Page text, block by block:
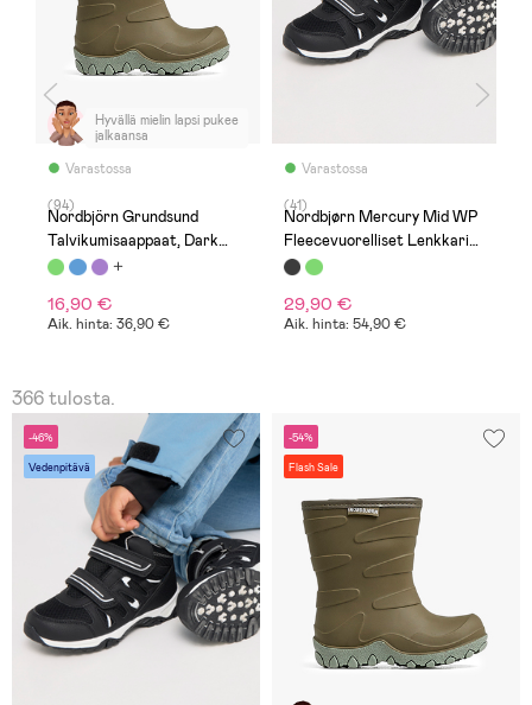
Varastossa
Hyvällä mielin lapsi pukee
jalkaansa
(94)
Nordbjörn Grundsund
Talvikumisaappaat, Dark
Olive
16,90 €
Aik. hinta: 36,90 €
Varastossa
(41)
Nordbjørn Mercury Mid WP
Fleecevuorelliset Lenkkarit,
Black/White
29,90 €
Aik. hinta: 54,90 €
366 tulosta.
-46%
Vedenpitävä
-54%
Flash Sale